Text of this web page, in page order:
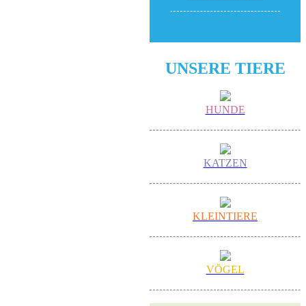
UNSERE TIERE
HUNDE
KATZEN
KLEINTIERE
VÖGEL